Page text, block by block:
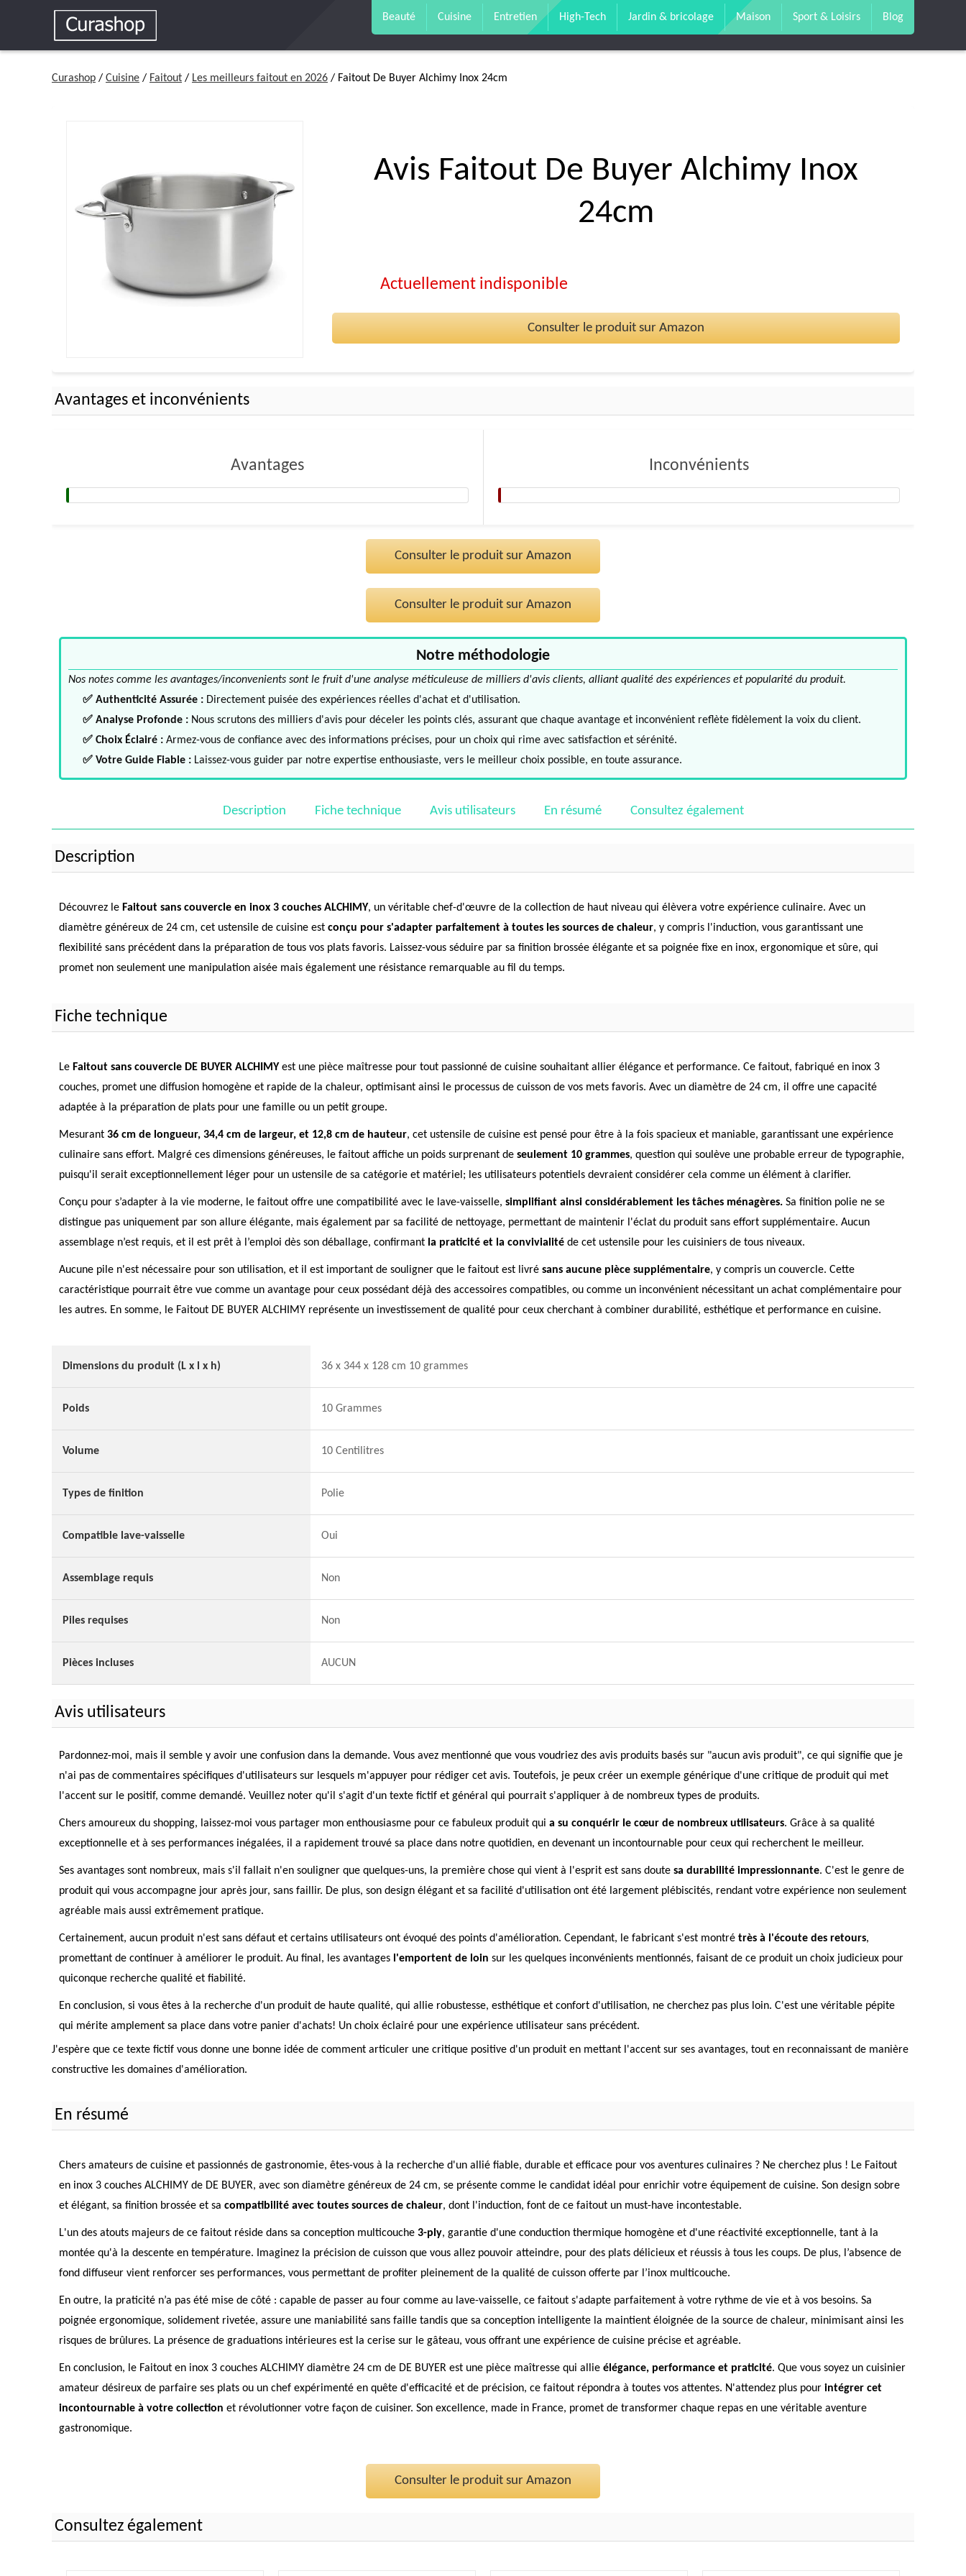
Beauté Cuisine Entretien High-Tech Jardin & bricolage Maison Sport & Loisirs Blog
Curashop / Cuisine / Faitout / Les meilleurs faitout en 2026 / Faitout De Buyer Alchimy Inox 24cm
Avis Faitout De Buyer Alchimy Inox
24cm
Actuellement indisponible
Consulter le produit sur Amazon
Avantages et inconvénients
Avantages Inconvénients
Consulter le produit sur Amazon
Consulter le produit sur Amazon
Notre méthodologie
Nos notes comme les avantages/inconvenients sont le fruit d'une analyse méticuleuse de milliers d'avis clients, alliant qualité des expériences et popularité du produit.
✅ Authenticité Assurée : Directement puisée des expériences réelles d'achat et d'utilisation.
✅ Analyse Profonde : Nous scrutons des milliers d'avis pour déceler les points clés, assurant que chaque avantage et inconvénient reflète fidèlement la voix du client.
✅ Choix Éclairé : Armez-vous de confiance avec des informations précises, pour un choix qui rime avec satisfaction et sérénité.
✅ Votre Guide Fiable : Laissez-vous guider par notre expertise enthousiaste, vers le meilleur choix possible, en toute assurance.
Description Fiche technique Avis utilisateurs En résumé Consultez également
Description
Découvrez le Faitout sans couvercle en inox 3 couches ALCHIMY, un véritable chef-d'œuvre de la collection de haut niveau qui élèvera votre expérience culinaire. Avec un
diamètre généreux de 24 cm, cet ustensile de cuisine est conçu pour s'adapter parfaitement à toutes les sources de chaleur, y compris l'induction, vous garantissant une
flexibilité sans précédent dans la préparation de tous vos plats favoris. Laissez-vous séduire par sa finition brossée élégante et sa poignée fixe en inox, ergonomique et sûre, qui
promet non seulement une manipulation aisée mais également une résistance remarquable au fil du temps.
Fiche technique
Le Faitout sans couvercle DE BUYER ALCHIMY est une pièce maîtresse pour tout passionné de cuisine souhaitant allier élégance et performance. Ce faitout, fabriqué en inox 3
couches, promet une diffusion homogène et rapide de la chaleur, optimisant ainsi le processus de cuisson de vos mets favoris. Avec un diamètre de 24 cm, il offre une capacité
adaptée à la préparation de plats pour une famille ou un petit groupe.
Mesurant 36 cm de longueur, 34,4 cm de largeur, et 12,8 cm de hauteur, cet ustensile de cuisine est pensé pour être à la fois spacieux et maniable, garantissant une expérience
culinaire sans effort. Malgré ces dimensions généreuses, le faitout affiche un poids surprenant de seulement 10 grammes, question qui soulève une probable erreur de typographie,
puisqu'il serait exceptionnellement léger pour un ustensile de sa catégorie et matériel; les utilisateurs potentiels devraient considérer cela comme un élément à clarifier.
Conçu pour s’adapter à la vie moderne, le faitout offre une compatibilité avec le lave-vaisselle, simplifiant ainsi considérablement les tâches ménagères. Sa finition polie ne se
distingue pas uniquement par son allure élégante, mais également par sa facilité de nettoyage, permettant de maintenir l'éclat du produit sans effort supplémentaire. Aucun
assemblage n’est requis, et il est prêt à l’emploi dès son déballage, confirmant la praticité et la convivialité de cet ustensile pour les cuisiniers de tous niveaux.
Aucune pile n'est nécessaire pour son utilisation, et il est important de souligner que le faitout est livré sans aucune pièce supplémentaire, y compris un couvercle. Cette
caractéristique pourrait être vue comme un avantage pour ceux possédant déjà des accessoires compatibles, ou comme un inconvénient nécessitant un achat complémentaire pour
les autres. En somme, le Faitout DE BUYER ALCHIMY représente un investissement de qualité pour ceux cherchant à combiner durabilité, esthétique et performance en cuisine.
Dimensions du produit (L x l x h) 36 x 344 x 128 cm 10 grammes
Poids 10 Grammes
Volume 10 Centilitres
Types de finition Polie
Compatible lave-vaisselle Oui
Assemblage requis Non
Piles requises Non
Pièces incluses AUCUN
Avis utilisateurs
Pardonnez-moi, mais il semble y avoir une confusion dans la demande. Vous avez mentionné que vous voudriez des avis produits basés sur "aucun avis produit", ce qui signifie que je
n'ai pas de commentaires spécifiques d'utilisateurs sur lesquels m'appuyer pour rédiger cet avis. Toutefois, je peux créer un exemple générique d'une critique de produit qui met
l'accent sur le positif, comme demandé. Veuillez noter qu'il s'agit d'un texte fictif et général qui pourrait s'appliquer à de nombreux types de produits.
Chers amoureux du shopping, laissez-moi vous partager mon enthousiasme pour ce fabuleux produit qui a su conquérir le cœur de nombreux utilisateurs. Grâce à sa qualité
exceptionnelle et à ses performances inégalées, il a rapidement trouvé sa place dans notre quotidien, en devenant un incontournable pour ceux qui recherchent le meilleur.
Ses avantages sont nombreux, mais s'il fallait n'en souligner que quelques-uns, la première chose qui vient à l'esprit est sans doute sa durabilité impressionnante. C'est le genre de
produit qui vous accompagne jour après jour, sans faillir. De plus, son design élégant et sa facilité d'utilisation ont été largement plébiscités, rendant votre expérience non seulement
agréable mais aussi extrêmement pratique.
Certainement, aucun produit n'est sans défaut et certains utilisateurs ont évoqué des points d'amélioration. Cependant, le fabricant s'est montré très à l'écoute des retours,
promettant de continuer à améliorer le produit. Au final, les avantages l'emportent de loin sur les quelques inconvénients mentionnés, faisant de ce produit un choix judicieux pour
quiconque recherche qualité et fiabilité.
En conclusion, si vous êtes à la recherche d'un produit de haute qualité, qui allie robustesse, esthétique et confort d'utilisation, ne cherchez pas plus loin. C'est une véritable pépite
qui mérite amplement sa place dans votre panier d'achats! Un choix éclairé pour une expérience utilisateur sans précédent.
J'espère que ce texte fictif vous donne une bonne idée de comment articuler une critique positive d'un produit en mettant l'accent sur ses avantages, tout en reconnaissant de manière
constructive les domaines d'amélioration.
En résumé
Chers amateurs de cuisine et passionnés de gastronomie, êtes-vous à la recherche d'un allié fiable, durable et efficace pour vos aventures culinaires ? Ne cherchez plus ! Le Faitout
en inox 3 couches ALCHIMY de DE BUYER, avec son diamètre généreux de 24 cm, se présente comme le candidat idéal pour enrichir votre équipement de cuisine. Son design sobre
et élégant, sa finition brossée et sa compatibilité avec toutes sources de chaleur, dont l'induction, font de ce faitout un must-have incontestable.
L'un des atouts majeurs de ce faitout réside dans sa conception multicouche 3-ply, garantie d'une conduction thermique homogène et d'une réactivité exceptionnelle, tant à la
montée qu'à la descente en température. Imaginez la précision de cuisson que vous allez pouvoir atteindre, pour des plats délicieux et réussis à tous les coups. De plus, l’absence de
fond diffuseur vient renforcer ses performances, vous permettant de profiter pleinement de la qualité de cuisson offerte par l’inox multicouche.
En outre, la praticité n’a pas été mise de côté : capable de passer au four comme au lave-vaisselle, ce faitout s'adapte parfaitement à votre rythme de vie et à vos besoins. Sa
poignée ergonomique, solidement rivetée, assure une maniabilité sans faille tandis que sa conception intelligente la maintient éloignée de la source de chaleur, minimisant ainsi les
risques de brûlures. La présence de graduations intérieures est la cerise sur le gâteau, vous offrant une expérience de cuisine précise et agréable.
En conclusion, le Faitout en inox 3 couches ALCHIMY diamètre 24 cm de DE BUYER est une pièce maîtresse qui allie élégance, performance et praticité. Que vous soyez un cuisinier
amateur désireux de parfaire ses plats ou un chef expérimenté en quête d'efficacité et de précision, ce faitout répondra à toutes vos attentes. N'attendez plus pour intégrer cet
incontournable à votre collection et révolutionner votre façon de cuisiner. Son excellence, made in France, promet de transformer chaque repas en une véritable aventure
gastronomique.
Consulter le produit sur Amazon
Consultez également